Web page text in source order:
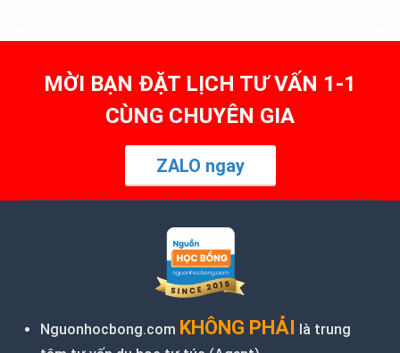
MỜI BẠN ĐẶT LỊCH TƯ VẤN 1-1
CÙNG CHUYÊN GIA
ZALO ngay
Nguonhocbong.com KHÔNG PHẢI là trung